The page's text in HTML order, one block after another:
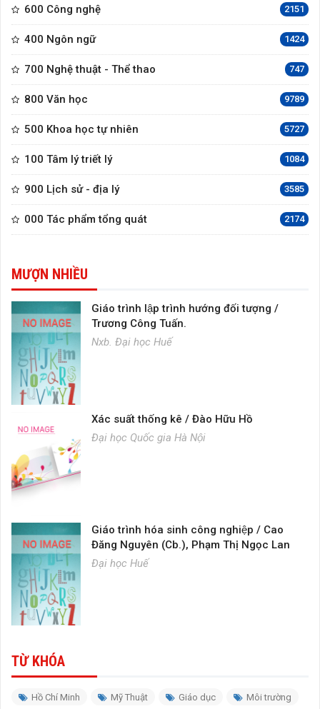
600 Công nghệ 2151
400 Ngôn ngữ 1424
700 Nghệ thuật - Thể thao 747
800 Văn học 9789
500 Khoa học tự nhiên 5727
100 Tâm lý triết lý 1084
900 Lịch sử - địa lý 3585
000 Tác phẩm tổng quát 2174
MƯỢN NHIỀU
Giáo trình lập trình hướng đối tượng /
Trương Công Tuấn.
Nxb. Đại học Huế
Xác suất thống kê / Đào Hữu Hồ
Đại học Quốc gia Hà Nội
Giáo trình hóa sinh công nghiệp / Cao
Đăng Nguyên (Cb.), Phạm Thị Ngọc Lan
Đại học Huế
TỪ KHÓA
Hồ Chí Minh Mỹ Thuật Giáo dục Môi trường